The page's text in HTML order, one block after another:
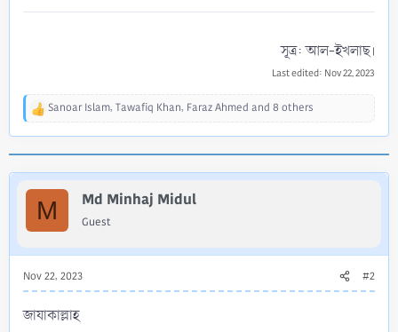
সূত্র: আল-ইখলাছ।​
Last edited: Nov 22, 2023
R
:
Sanoar Islam, Tawafiq Khan, Faraz Ahmed and 8 others
M Md Minhaj Midul
Guest
Nov 22, 2023 #2
জাযাকাল্লাহ